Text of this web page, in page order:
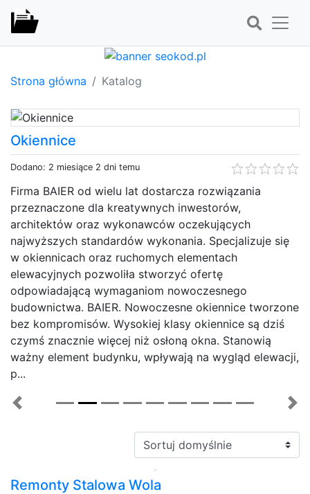
Strona główna Katalog
Okiennice
Dodano: 2 miesiące 2 dni temu
Firma BAIER od wielu lat dostarcza rozwiązania
przeznaczone dla kreatywnych inwestorów,
architektów oraz wykonawców oczekujących
najwyższych standardów wykonania. Specjalizuje się
w okiennicach oraz ruchomych elementach
elewacyjnych pozwoliła stworzyć ofertę
odpowiadającą wymaganiom nowoczesnego
budownictwa. BAIER. Nowoczesne okiennice tworzone
bez kompromisów. Wysokiej klasy okiennice są dziś
czymś znacznie więcej niż osłoną okna. Stanowią
ważny element budynku, wpływają na wygląd elewacji,
p...
Sortuj:
Remonty Stalowa Wola